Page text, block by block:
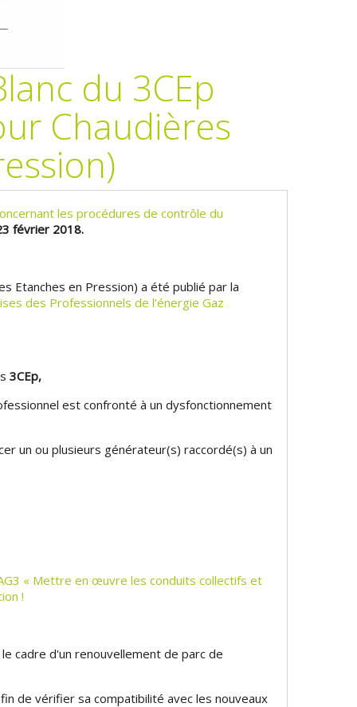
du 3CEp
Chaudières
les procédures de contrôle du
février 2018.
Etanches en Pression) a été publié par la
des Professionnels de l’énergie Gaz
3CEp,
est confronté à un dysfonctionnement
ou plusieurs générateur(s) raccordé(s) à un
« Mettre en œuvre les conduits collectifs et
!
cadre d'un renouvellement de parc de
de vérifier sa compatibilité avec les nouveaux